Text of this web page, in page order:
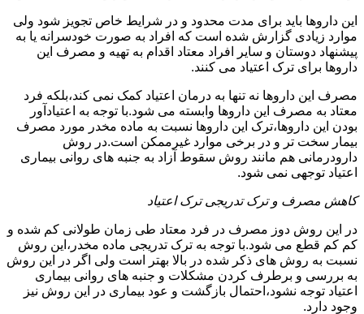
این داروها باید برای مدت محدود و در شرایط خاص تجویز شود ولی
موارد زیادی گزارش شده است که افراد به صورت خودسرانه یا به
پیشنهاد دوستان و سایر افراد معتاد اقدام به تهیه و مصرف این
داروها برای ترک اعتیاد می کنند.
مصرف این داروها نه تنها به درمان اعتیاد کمک نمی کند،بلکه فرد
معتاد به مصرف این داروها وابسته می شود.با توجه به اعتیادآور
بودن این داروها،ترک این داروها نسبت به ماده مخدر مورد مصرف
بیمار سخت تر و در برخی موارد غیرممکن است.در روش
دارودرمانی هم مانند روش سقوط آزاد به جنبه های روانی بیماری
اعتیاد توجهی نمی شود.
کاهش مصرف و ترک تدریجی ترک اعتیاد
در این روش دوز مصرف در فرد معتاد طی زمان طولانی کم شده و
کم کم قطع می شود.با توجه به ترک تدریجی ماده مخدر،این روش
نسبت به روش های ذکر شده در بالا بهتر است ولی اگر در این روش
به بررسی و برطرف کردن مشکلات و جنبه های روانی بیماری
اعتیاد توجه نشود،احتمال بازگشت و عود بیماری در این روش نیز
وجود دارد.